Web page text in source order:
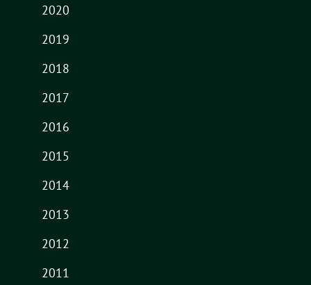
2020
2019
2018
2017
2016
2015
2014
2013
2012
2011